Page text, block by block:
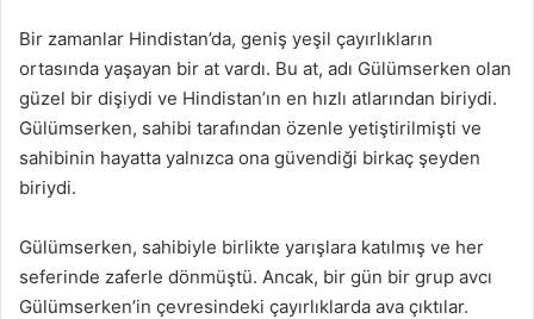
Bir zamanlar Hindistan’da, geniş yeşil çayırlıkların
ortasında yaşayan bir at vardı. Bu at, adı Gülümserken olan
güzel bir dişiydi ve Hindistan’ın en hızlı atlarından biriydi.
Gülümserken, sahibi tarafından özenle yetiştirilmişti ve
sahibinin hayatta yalnızca ona güvendiği birkaç şeyden
biriydi.
Gülümserken, sahibiyle birlikte yarışlara katılmış ve her
seferinde zaferle dönmüştü. Ancak, bir gün bir grup avcı
Gülümserken’in çevresindeki çayırlıklarda ava çıktılar.